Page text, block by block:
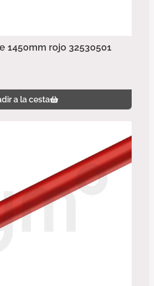
1450mm rojo 32530501
a la cesta